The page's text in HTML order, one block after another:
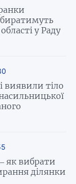
у Раду
виявили тіло
як вибрати
ділянки